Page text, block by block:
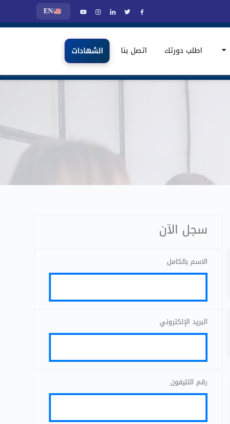
EN
اطلب دورتك اتصل بنا الشهادات
سجل الآن
الاسم بالكامل
البريد الإلكتروني
رقم التليفون